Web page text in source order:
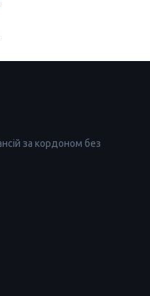
за кордоном без